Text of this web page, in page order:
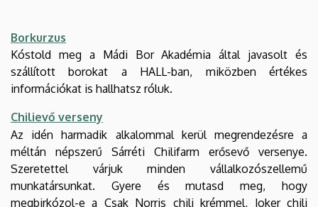
Borkurzus
Kóstold meg a Mádi Bor Akadémia által javasolt és
szállított borokat a HALL-ban, miközben értékes
információkat is hallhatsz róluk.
Chilievő verseny
Az idén harmadik alkalommal kerül megrendezésre a
méltán népszerű Sárréti Chilifarm erősevő versenye.
Szeretettel várjuk minden vállalkozószellemű
munkatársunkat. Gyere és mutasd meg, hogy
megbirkózol-e a Csak Norris chili krémmel, Joker chili